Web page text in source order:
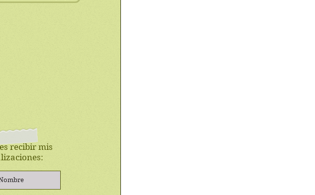
recibir mis